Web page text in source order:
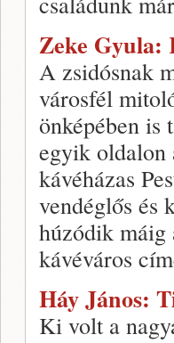
Zeke Gyula:
A zsidósnak
városfél
önképében is
egyik oldalon
kávéházas
vendéglős és
húzódik máig
kávéváros
Háy János:
Ki volt a